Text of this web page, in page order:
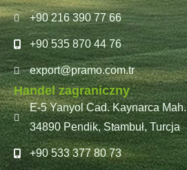
+90 216 390 77 66
+90 535 870 44 76
export@pramo.com.tr
Handel zagraniczny
E-5 Yanyol Cad. Kaynarca
34890 Pendik, Stambuł, Turcja
+90 533 377 80 73